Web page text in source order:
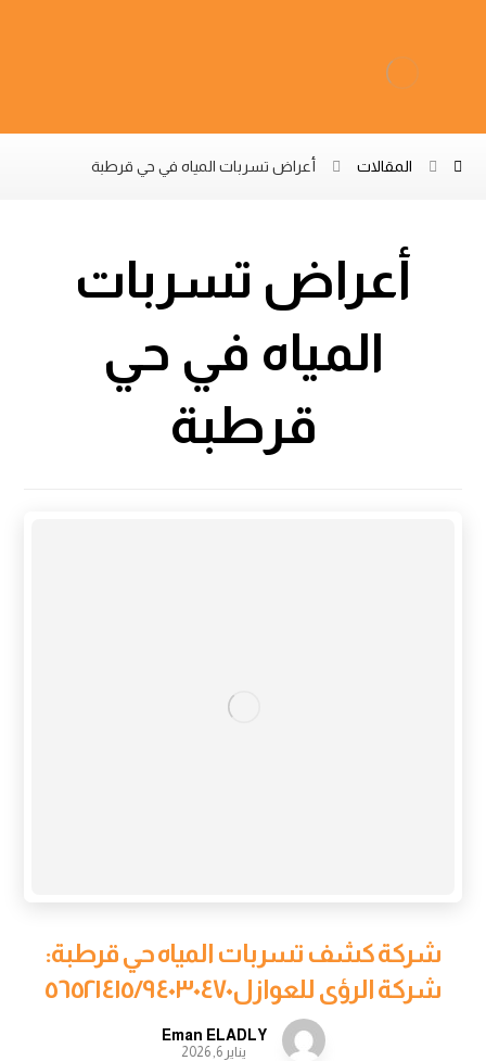
المقالات أعراض تسربات المياه في حي قرطبة
أعراض تسربات
المياه في حي
قرطبة
شركة كشف تسربات المياه حي قرطبة:
شركة الرؤى للعوازل٥٦٥٢١٤١٥/٩٤٠٣٠٤٧٠
Eman ELADLY
يناير 6, 2026